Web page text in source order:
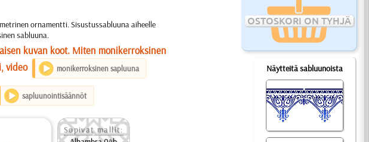
OSTOSKORI ON TYHJÄ
Näytteitä sabluunoista
ornamentti. Sisustussabluuna aiheelle
sabluuna.
kuvan koot. Miten monikerroksinen
video
monikerroksinen sapluuna
sapluunointisäännöt
Sopivat mallit: